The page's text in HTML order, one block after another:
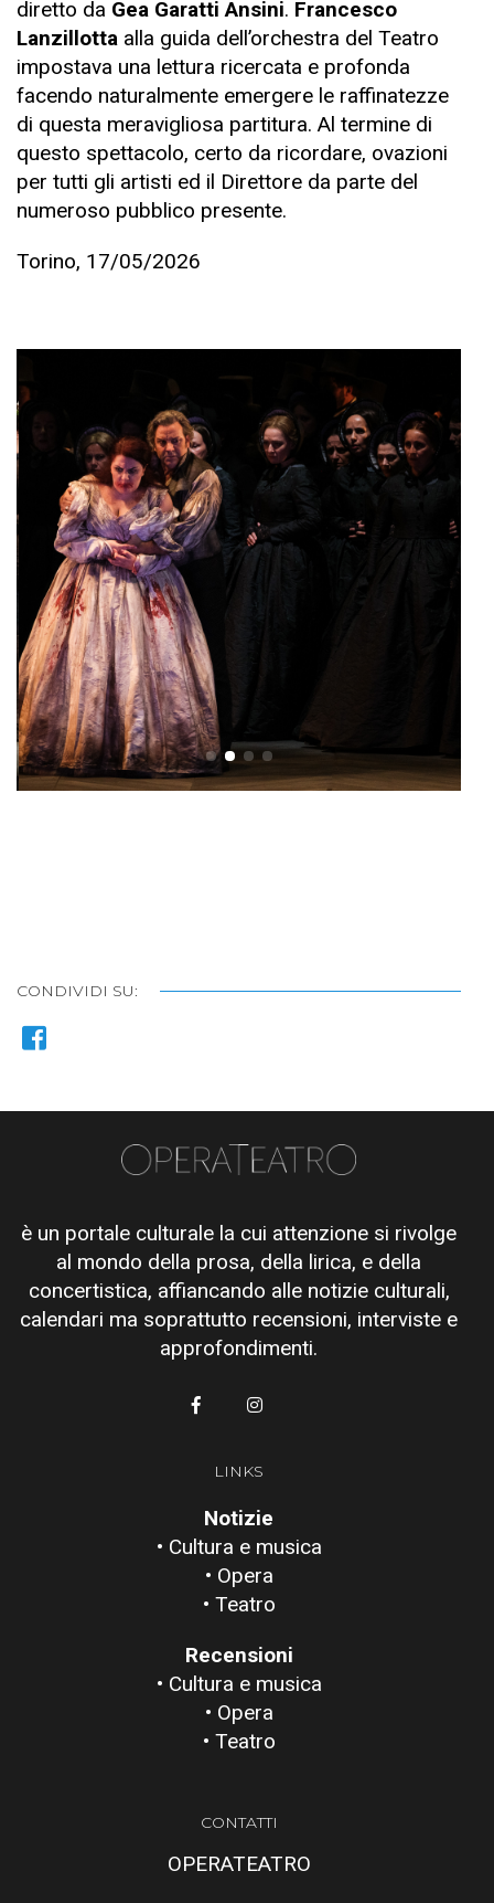
diretto da Gea Garatti Ansini. Francesco
Lanzillotta alla guida dell’orchestra del Teatro
impostava una lettura ricercata e profonda
facendo naturalmente emergere le raffinatezze
di questa meravigliosa partitura. Al termine di
questo spettacolo, certo da ricordare, ovazioni
per tutti gli artisti ed il Direttore da parte del
numeroso pubblico presente.
Torino, 17/05/2026
CONDIVIDI SU:
è un portale culturale la cui attenzione si rivolge
al mondo della prosa, della lirica, e della
concertistica, affiancando alle notizie culturali,
calendari ma soprattutto recensioni, interviste e
approfondimenti.
LINKS
Notizie
• Cultura e musica
• Opera
• Teatro
Recensioni
• Cultura e musica
• Opera
• Teatro
CONTATTI
OPERATEATRO